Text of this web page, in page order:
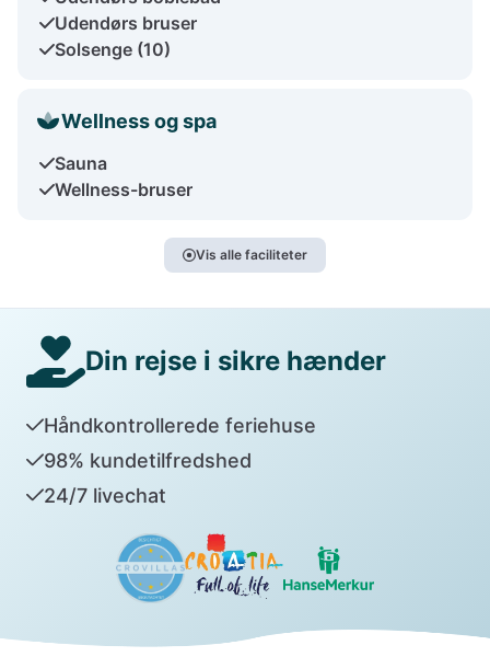
Udendørs bruser
Solsenge (10)
Wellness og spa
Sauna
Wellness-bruser
Vis alle faciliteter
Din rejse i sikre hænder
Håndkontrollerede feriehuse
98% kundetilfredshed
24/7 livechat